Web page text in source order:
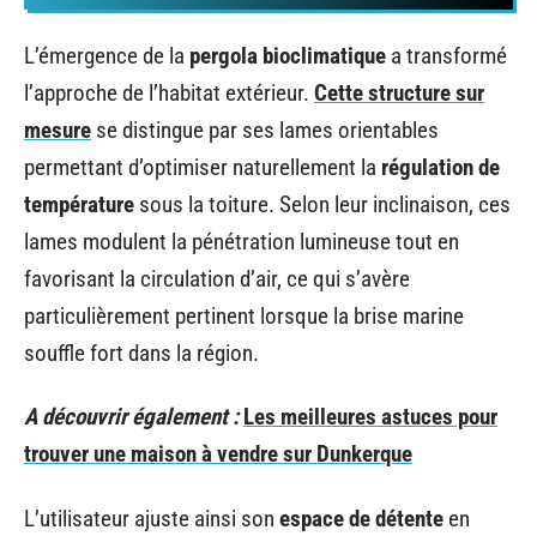
L’émergence de la pergola bioclimatique a transformé
l’approche de l’habitat extérieur. Cette structure sur
mesure se distingue par ses lames orientables
permettant d’optimiser naturellement la régulation de
température sous la toiture. Selon leur inclinaison, ces
lames modulent la pénétration lumineuse tout en
favorisant la circulation d’air, ce qui s’avère
particulièrement pertinent lorsque la brise marine
souffle fort dans la région.
A découvrir également : Les meilleures astuces pour
trouver une maison à vendre sur Dunkerque
L’utilisateur ajuste ainsi son espace de détente en